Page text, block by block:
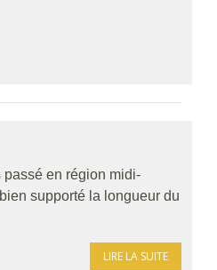
en région midi-
supporté la longueur du
LIRE LA SUITE